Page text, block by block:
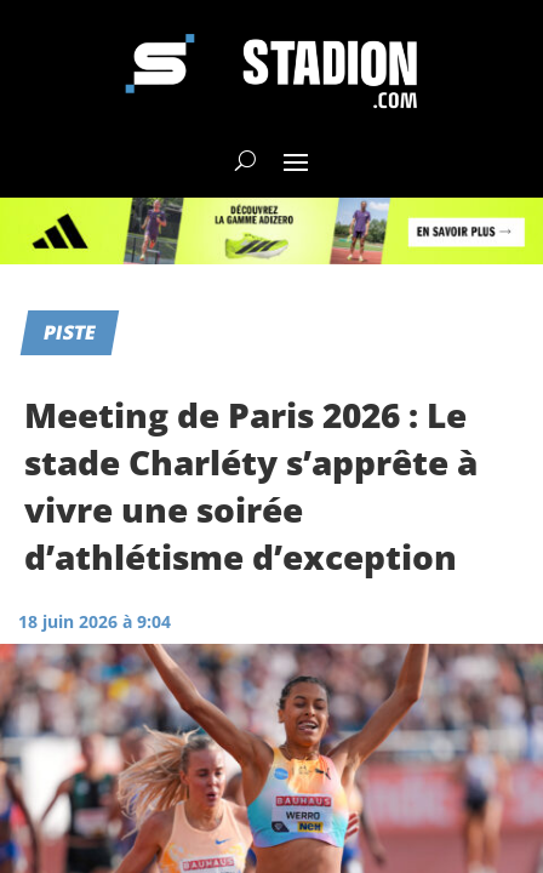
PISTE
Meeting de Paris 2026 : Le
stade Charléty s’apprête à
vivre une soirée
d’athlétisme d’exception
18 juin 2026 à 9:04